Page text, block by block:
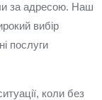
за адресою. Наш
вибір
послуги
коли без